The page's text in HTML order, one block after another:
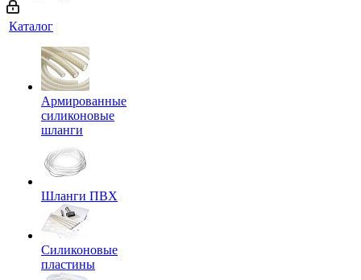
Каталог
Армированные
силиконовые
шланги
Шланги ПВХ
Силиконовые
пластины